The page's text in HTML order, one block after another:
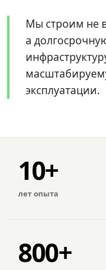
Мы строим не
а
эксплуатации.
10+
лет опыта
800+